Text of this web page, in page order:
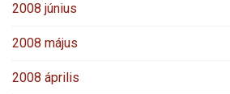
2008 június
2008 május
2008 április